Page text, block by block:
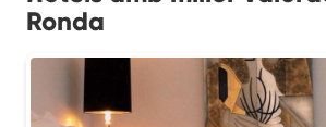
Ronda